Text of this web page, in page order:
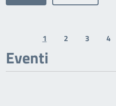
Previous page
1 2 3 4
Eventi